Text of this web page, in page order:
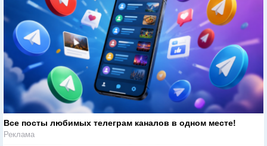
Все посты любимых телеграм каналов в одном месте!
Реклама